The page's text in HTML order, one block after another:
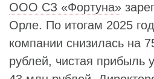
ООО СЗ «Фортуна»
Орле. По итогам 2025
компании снизилась на
рублей, чистая прибыль